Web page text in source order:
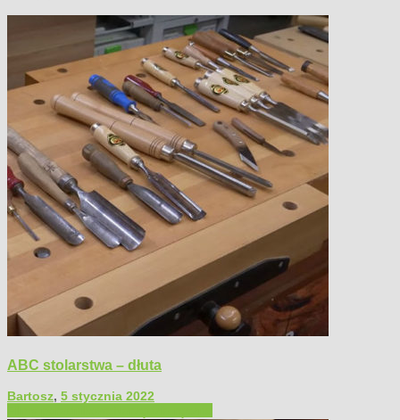
ABC stolarstwa – dłuta
Bartosz, 5 stycznia 2022